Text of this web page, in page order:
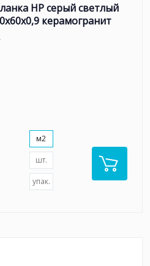
HP серый светлый
керамогранит
м2
шт.
упак.